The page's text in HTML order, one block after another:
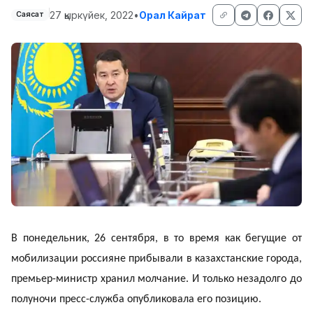
Саясат 27 қыркүйек, 2022•Орал Кайрат
В понедельник, 26 сентября, в то время как бегущие от
мобилизации россияне прибывали в казахстанские города,
премьер-министр хранил молчание. И только незадолго до
полуночи пресс-служба опубликовала его позицию.